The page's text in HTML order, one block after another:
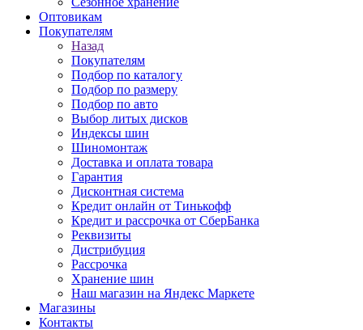
Оптовикам
Покупателям
Назад
Покупателям
Подбор по каталогу
Подбор по размеру
Подбор по авто
Выбор литых дисков
Индексы шин
Шиномонтаж
Доставка и оплата товара
Гарантия
Дисконтная система
Кредит онлайн от Тинькофф
Кредит и рассрочка от СберБанка
Реквизиты
Дистрибуция
Рассрочка
Хранение шин
Наш магазин на Яндекс Маркете
Магазины
Контакты